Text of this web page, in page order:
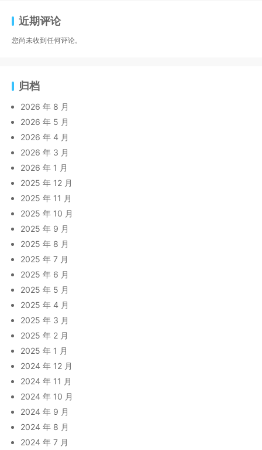
近期评论
您尚未收到任何评论。
归档
2026 年 8 月
2026 年 5 月
2026 年 4 月
2026 年 3 月
2026 年 1 月
2025 年 12 月
2025 年 11 月
2025 年 10 月
2025 年 9 月
2025 年 8 月
2025 年 7 月
2025 年 6 月
2025 年 5 月
2025 年 4 月
2025 年 3 月
2025 年 2 月
2025 年 1 月
2024 年 12 月
2024 年 11 月
2024 年 10 月
2024 年 9 月
2024 年 8 月
2024 年 7 月